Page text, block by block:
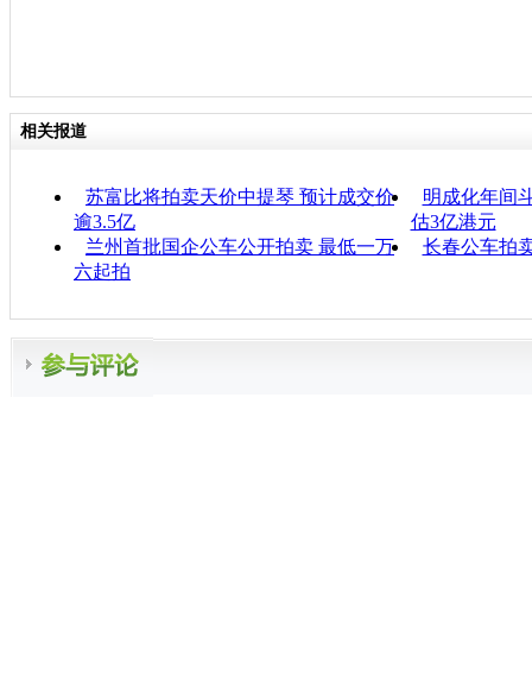
相关报道
苏富比将拍卖天价中提琴 预计成交价
逾3.5亿
明成化年间
估3亿港元
兰州首批国企公车公开拍卖 最低一万
六起拍
长春公车拍